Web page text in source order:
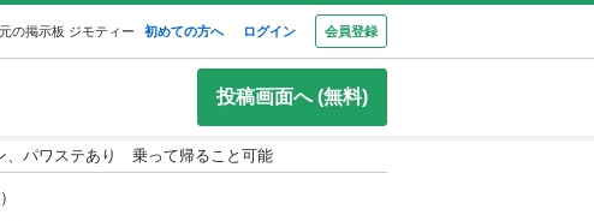
の掲示板 ジモティー 初めての方へ ログイン 会員登録
投稿画面へ (無料)
、パワステあり 乗って帰ること可能